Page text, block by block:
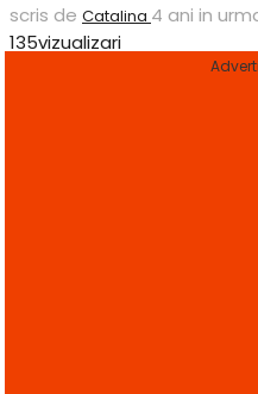
scris de Catalina 4 ani in
135vizualizari